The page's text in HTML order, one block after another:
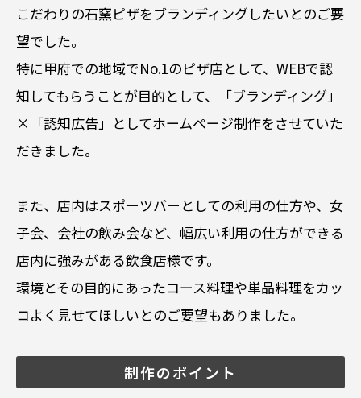
こだわりの石窯ピザをブランディングしたいとのご要
望でした。
特に甲府での地域でNo.1のピザ店として、WEBで認
知してもらうことが目的として、「ブランディング」
×「認知広告」としてホームページ制作をさせていた
だきました。
また、店内はスポーツバーとしての利用の仕方や、女
子会、会社の飲み会など、幅広い利用の仕方ができる
店内に強みがある飲食店様です。
環境とその目的にあったコース料理や単品料理をカッ
コよく見せてほしいとのご要望もありました。
制作のポイント